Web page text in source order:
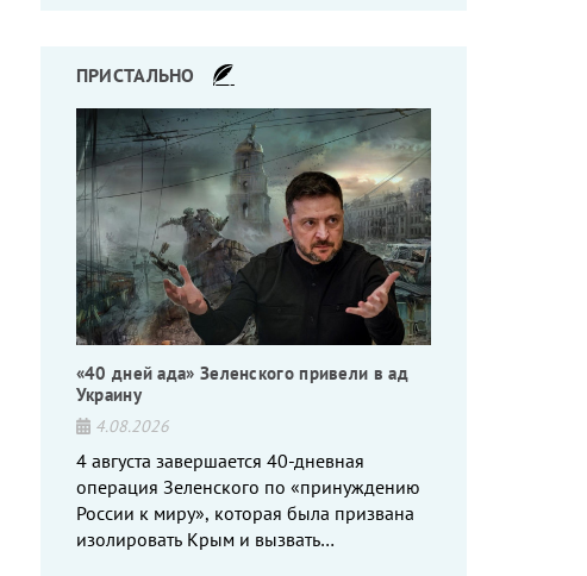
ПРИСТАЛЬНО
«40 дней ада» Зеленского привели в ад
Украину
4.08.2026
4 августа завершается 40-дневная
операция Зеленского по «принуждению
России к миру», которая была призвана
изолировать Крым и вызвать